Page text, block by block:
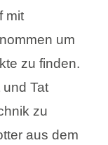
mit
um
zu finden.
Tat
zu
aus dem